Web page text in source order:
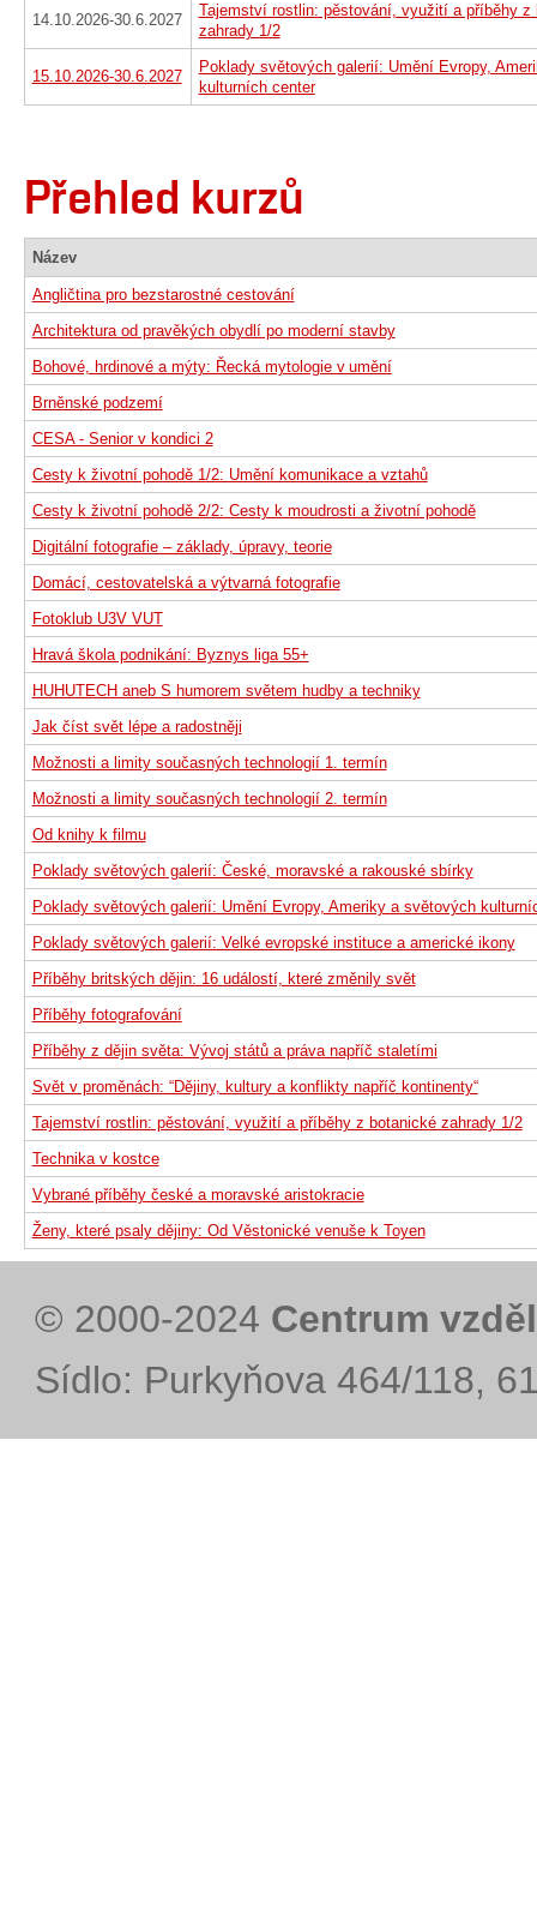
14.10.2026-30.6.2027
Tajemství rostlin: pěstování, využití a příběhy z
zahrady 1/2
15.10.2026-30.6.2027
Poklady světových galerií: Umění Evropy,
kulturních center
Přehled kurzů
Název
Angličtina pro bezstarostné cestování
Architektura od pravěkých obydlí po moderní stavby
Bohové, hrdinové a mýty: Řecká mytologie v umění
Brněnské podzemí
CESA - Senior v kondici 2
Cesty k životní pohodě 1/2: Umění komunikace a vztahů
Cesty k životní pohodě 2/2: Cesty k moudrosti a životní pohodě
Digitální fotografie – základy, úpravy, teorie
Domácí, cestovatelská a výtvarná fotografie
Fotoklub U3V VUT
Hravá škola podnikání: Byznys liga 55+
HUHUTECH aneb S humorem světem hudby a techniky
Jak číst svět lépe a radostněji
Možnosti a limity současných technologií 1. termín
Možnosti a limity současných technologií 2. termín
Od knihy k filmu
Poklady světových galerií: České, moravské a rakouské sbírky
Poklady světových galerií: Umění Evropy, Ameriky a světových
Poklady světových galerií: Velké evropské instituce a americké ikony
Příběhy britských dějin: 16 událostí, které změnily svět
Příběhy fotografování
Příběhy z dějin světa: Vývoj států a práva napříč staletími
Svět v proměnách: “Dějiny, kultury a konflikty napříč kontinenty“
Tajemství rostlin: pěstování, využití a příběhy z botanické zahrady 1/2
Technika v kostce
Vybrané příběhy české a moravské aristokracie
Ženy, které psaly dějiny: Od Věstonické venuše k Toyen
© 2000-2024 Centrum
Sídlo: Purkyňova 464/118,